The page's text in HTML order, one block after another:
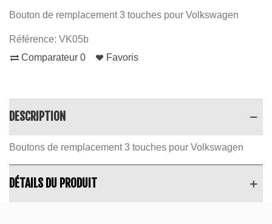
Bouton de remplacement 3 touches pour Volkswagen
Référence: VK05b
Comparateur 0 Favoris
DESCRIPTION
Boutons de remplacement 3 touches pour Volkswagen
DÉTAILS DU PRODUIT